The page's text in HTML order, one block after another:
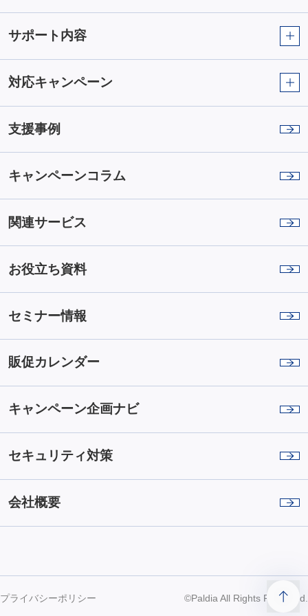
サポート内容
対応キャンペーン
支援事例
キャンペーンコラム
関連サービス
お役立ち資料
セミナー情報
販促カレンダー
キャンペーン企画ナビ
セキュリティ対策
会社概要
プライバシーポリシー ©Paldia All Rights Reserved.